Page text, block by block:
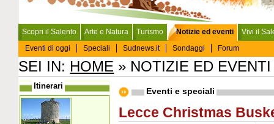
Scopri il Salento Arte e Natura Turismo
Notizie ed eventi
Eventi di oggi
Speciali Sudnews.it Sondaggi Forum
Vivi il
SEI IN: HOME » NOTIZIE ED
Eventi e speciali
Lecce Christmas
Itinerari